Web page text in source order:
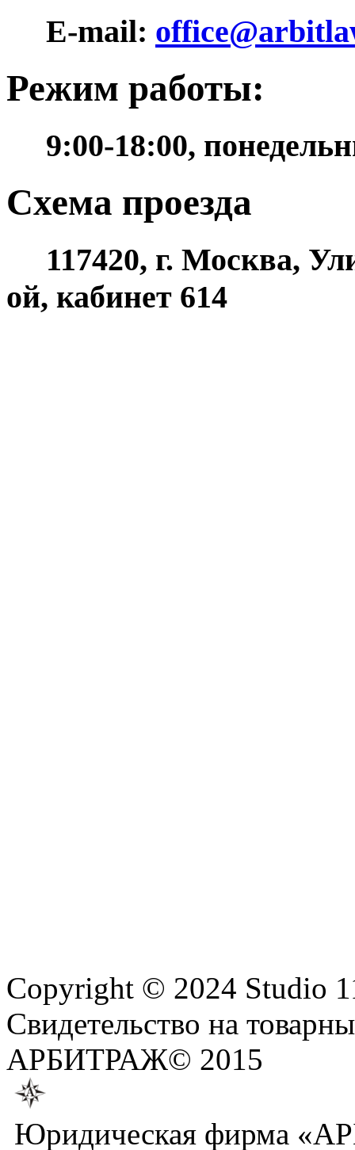
E-mail:
Режим работы:
9:00-18:00,
Схема проезда
117420, г. Москва,
ой, кабинет 614
Copyright © 2024 Studio
Свидетельство на
АРБИТРАЖ© 2015
Юридическая фирма